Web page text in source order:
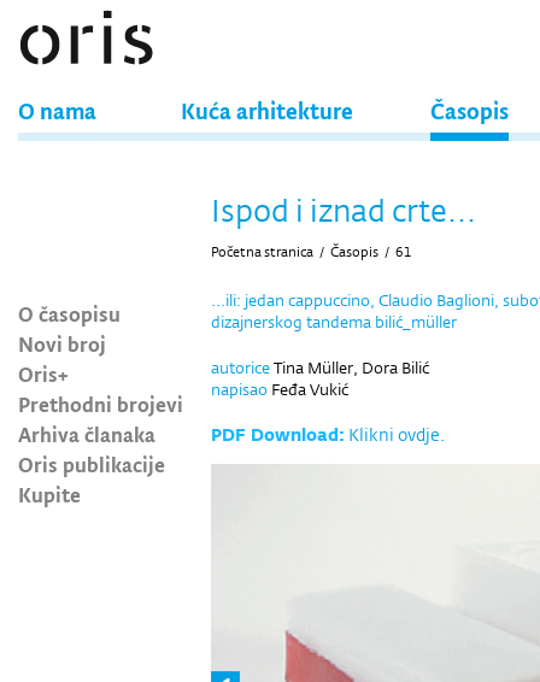
O nama Kuća arhitekture Časopis
O časopisu
Novi broj
Oris+
Prethodni brojevi
Arhiva članaka
Oris publikacije
Kupite
Ispod i iznad crte...
Početna stranica / Časopis / 61
...ili: jedan cappuccino, Claudio Baglioni,
dizajnerskog tandema bilić_müller
autoriceTina Müller, Dora Bilić
napisao Feđa Vukić
PDF Download: Klikni ovdje.